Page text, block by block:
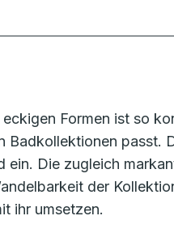
Formen ist so
Badkollektionen passt.
ein. Die zugleich
der
ihr umsetzen.